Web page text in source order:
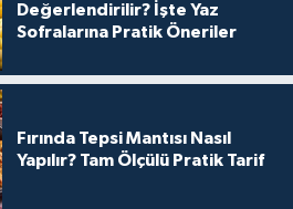
Değerlendirilir? İşte Yaz
Sofralarına Pratik Öneriler
Fırında Tepsi Mantısı Nasıl
Yapılır? Tam Ölçülü Pratik Tarif